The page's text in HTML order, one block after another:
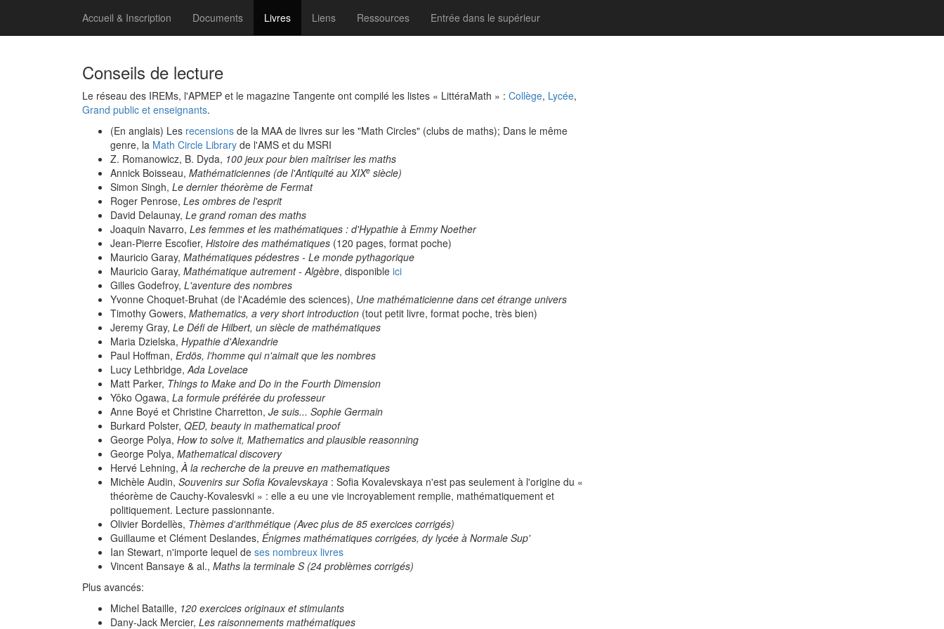
Accueil & Inscription Documents Livres Liens Ressources Entrée dans le supérieur
Conseils de lecture
Le réseau des IREMs, l'APMEP et le magazine Tangente ont compilé les listes « LittéraMath » : Collège, Lycée,
Grand public et enseignants.
(En anglais) Les recensions de la MAA de livres sur les "Math Circles" (clubs de maths); Dans le même
genre, la Math Circle Library de l'AMS et du MSRI
Z. Romanowicz, B. Dyda, 100 jeux pour bien maîtriser les maths
Annick Boisseau, Mathématiciennes (de l'Antiquité au XIXe siècle)
Simon Singh, Le dernier théorème de Fermat
Roger Penrose, Les ombres de l'esprit
David Delaunay, Le grand roman des maths
Joaquin Navarro, Les femmes et les mathématiques : d'Hypathie à Emmy Noether
Jean-Pierre Escofier, Histoire des mathématiques (120 pages, format poche)
Mauricio Garay, Mathématiques pédestres - Le monde pythagorique
Mauricio Garay, Mathématique autrement - Algèbre, disponible ici
Gilles Godefroy, L'aventure des nombres
Yvonne Choquet-Bruhat (de l'Académie des sciences), Une mathématicienne dans cet étrange univers
Timothy Gowers, Mathematics, a very short introduction (tout petit livre, format poche, très bien)
Jeremy Gray, Le Défi de Hilbert, un siècle de mathématiques
Maria Dzielska, Hypathie d'Alexandrie
Paul Hoffman, Erdös, l'homme qui n'aimait que les nombres
Lucy Lethbridge,Ada Lovelace
Matt Parker, Things to Make and Do in the Fourth Dimension
Yôko Ogawa, La formule préférée du professeur
Anne Boyé et Christine Charretton, Je suis... Sophie Germain
Burkard Polster, QED, beauty in mathematical proof
George Polya, How to solve it, Mathematics and plausible reasonning
George Polya, Mathematical discovery
Hervé Lehning,À la recherche de la preuve en mathematiques
Michèle Audin, Souvenirs sur Sofia Kovalevskaya : Sofia Kovalevskaya n'est pas seulement à l'origine du «
théorème de Cauchy-Kovalesvki » : elle a eu une vie incroyablement remplie, mathématiquement et
politiquement. Lecture passionnante.
Olivier Bordellès, Thèmes d'arithmétique (Avec plus de 85 exercices corrigés)
Guillaume et Clément Deslandes, Énigmes mathématiques corrigées, dy lycée à Normale Sup'
Ian Stewart, n'importe lequel de ses nombreux livres
Vincent Bansaye & al., Maths la terminale S (24 problèmes corrigés)
Plus avancés:
Michel Bataille, 120 exercices originaux et stimulants
Dany-Jack Mercier, Les raisonnements mathématiques